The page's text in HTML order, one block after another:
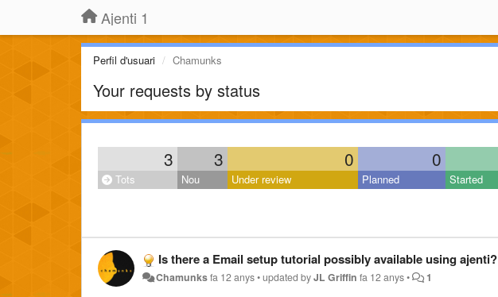
Ajenti 1
Perfil d'usuari Chamunks
Your requests by status
3 3 0 0
Tots Nou Under review Planned Started
Is there a Email setup tutorial possibly available using ajenti?
Chamunksfa 12 anys•updated byJL Griffin fa 12 anys• 1